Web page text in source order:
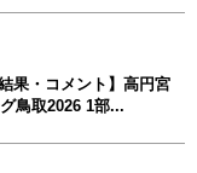
果・コメント】高円宮
鳥取2026 1部...